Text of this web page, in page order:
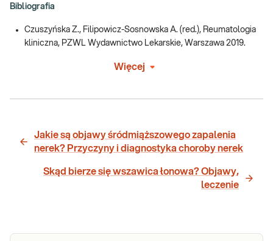
Bibliografia
Czuszyńska Z., Filipowicz-Sosnowska A. (red.), Reumatologia
kliniczna, PZWL Wydawnictwo Lekarskie, Warszawa 2019.
Więcej
Jakie są objawy śródmiąższowego zapalenia
nerek? Przyczyny i diagnostyka choroby nerek
Skąd bierze się wszawica łonowa? Objawy,
leczenie